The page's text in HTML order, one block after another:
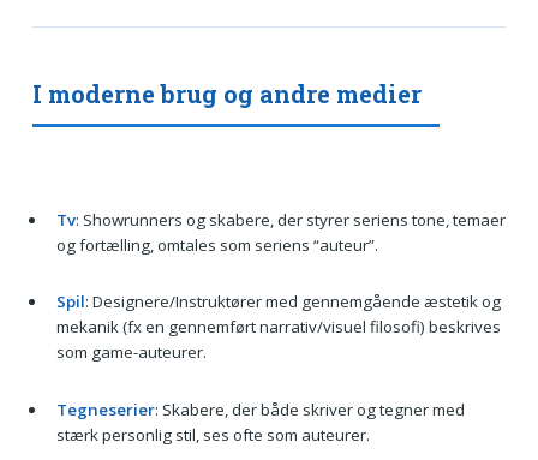
I moderne brug og andre medier
Tv: Showrunners og skabere, der styrer seriens tone, temaer
og fortælling, omtales som seriens “auteur”.
Spil: Designere/Instruktører med gennemgående æstetik og
mekanik (fx en gennemført narrativ/visuel filosofi) beskrives
som game-auteurer.
Tegneserier: Skabere, der både skriver og tegner med
stærk personlig stil, ses ofte som auteurer.